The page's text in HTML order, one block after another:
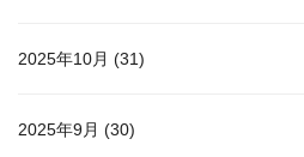
2025年10月 (31)
2025年9月 (30)